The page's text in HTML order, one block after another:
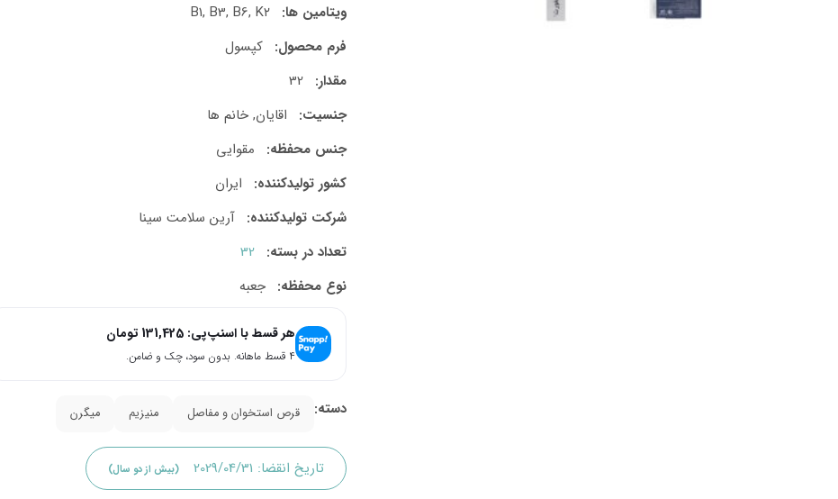
ویتامین ها: B1, B3, B6, K۲
فرم محصول: کپسول
مقدار: 32
جنسیت:
اقایان, خانم ها
جنس محفظه:
مقوایی
کشور تولید‎کننده:
ایران
شرکت تولید‎کننده:
آرین سلامت سینا
تعداد در بسته: 32
نوع محفظه: جعبه
هر قسط با اسنپ‌پی:131,425 تومان
۴ قسط ماهانه. بدون سود، چک و ضامن.
دسته: قرص استخوان و مفاصل منیزیم میگرن
تاریخ انقضا: 2029/04/31 (بیش از دو سال)